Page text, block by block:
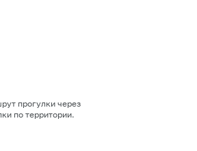
прогулки через
по территории.